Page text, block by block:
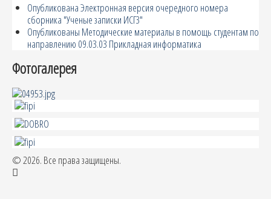
Опубликована Электронная версия очередного номера
сборника "Ученые записки ИСГЗ"
Опубликованы Методические материалы в помощь студентам по
направлению 09.03.03 Прикладная информатика
Фотогалерея
© 2026. Все права защищены.